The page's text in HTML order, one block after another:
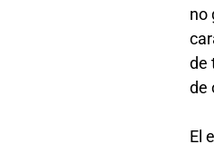
no
de
de
El